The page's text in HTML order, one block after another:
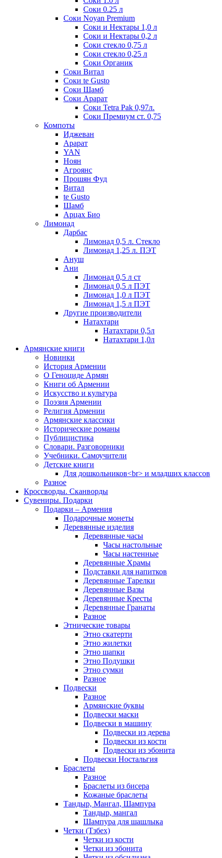
Соки 0.25 л
Соки Noyan Premium
Соки и Нектары 1,0 л
Соки и Нектары 0,2 л
Соки стекло 0,75 л
Соки стекло 0,25 л
Соки Органик
Соки Витал
Соки te Gusto
Соки Шамб
Соки Арарат
Соки Tetra Pak 0,97л.
Соки Премиум ст. 0,75
Компоты
Иджеван
Арарат
YAN
Ноян
Агроянс
Прошян Фуд
Витал
te Gusto
Шамб
Арцах Био
Лимонад
Дарбас
Лимонад 0,5 л. Стекло
Лимонад 1,25 л. ПЭТ
Ануш
Ани
Лимонад 0,5 л ст
Лимонад 0,5 л ПЭТ
Лимонад 1,0 л ПЭТ
Лимонад 1,5 л ПЭТ
Другие производители
Натахтари
Натахтари 0,5л
Натахтари 1,0л
Армянские книги
Новинки
История Армении
О Геноциде Армян
Книги об Армении
Иcкусство и культура
Поэзия Армении
Религия Армении
Армянские классики
Исторические романы
Публицистика
Словари. Разговорники
Учебники. Самоучители
Детские книги
Для дошкольников<br> и младших классов
Разное
Кроссворды. Сканворды
Сувениры. Подарки
Подарки – Армения
Подарочные монеты
Деревянные изделия
Деревянные часы
Часы настольные
Часы настенные
Деревянные Храмы
Подставки для напитков
Деревянные Тарелки
Деревянные Вазы
Деревянные Кресты
Деревянные Гранаты
Разное
Этнические товары
Этно скатерти
Этно жилетки
Этно шапки
Этно Подушки
Этно сумки
Разное
Подвески
Разное
Армянские буквы
Подвески маски
Подвески в машину
Подвески из дерева
Подвески из кости
Подвески из эбонита
Подвески Ностальгия
Браслеты
Разное
Браслеты из бисера
Кожаные браслеты
Тандыр, Мангал, Шампура
Тандыр, мангал
Шампура для шашлыка
Четки (Тзбех)
Четки из кости
Четки из эбонита